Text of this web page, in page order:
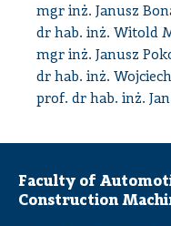
mgr inż. Janusz
dr hab. inż. Witold
mgr inż. Janusz
dr hab. inż.
prof. dr hab. inż.
Faculty of
Construction